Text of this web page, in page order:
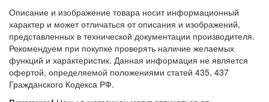
Описание и изображение товара носит информационный
характер и может отличаться от описания и изображений,
представленных в технической документации производителя.
Рекомендуем при покупке проверять наличие желаемых
функций и характеристик. Данная информация не является
офертой, определяемой положениями статей 435, 437
Гражданского Кодекса РФ.